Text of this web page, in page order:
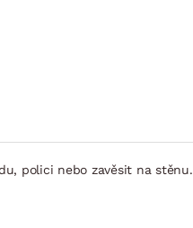
polici nebo zavěsit na stěnu.